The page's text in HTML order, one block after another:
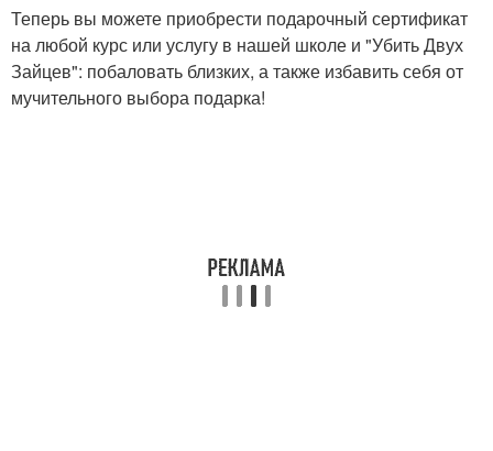
Теперь вы можете приобрести подарочный сертификат
на любой курс или услугу в нашей школе и "Убить Двух
Зайцев": побаловать близких, а также избавить себя от
мучительного выбора подарка!